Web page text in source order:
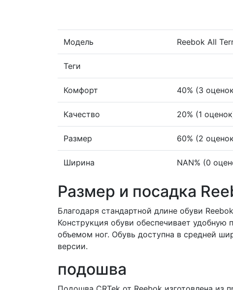
Модель Reebok All
Теги
Комфорт 40% (3
Качество 20% (1
Размер 60% (2
Ширина NAN% (0
Размер и посадка
Благодаря стандартной длине обуви
Конструкция обуви обеспечивает удобную
объемом ног. Обувь доступна в средней
версии.
подошва